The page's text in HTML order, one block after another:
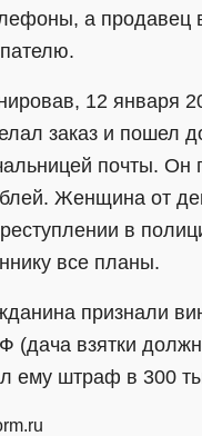
а продавец
12 января
заказ и пошел
почты.
Женщина от
в
все планы.
признали
(дача взятки
ему штраф в 300